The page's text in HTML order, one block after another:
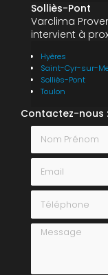
Solliès-Pont
Varclima
intervient à
Hyères
Saint-Cyr-sur-
Solliès-Pont
Toulon
Contactez-nous
Nom Prénom
Email
Téléphone
Message